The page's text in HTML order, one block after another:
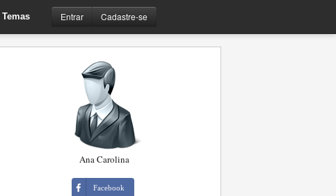
Temas Entrar Cadastre-se
Ana Carolina
Facebook